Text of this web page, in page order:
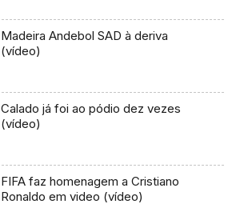
Madeira Andebol SAD à deriva
(vídeo)
Calado já foi ao pódio dez vezes
(vídeo)
FIFA faz homenagem a Cristiano
Ronaldo em video (vídeo)